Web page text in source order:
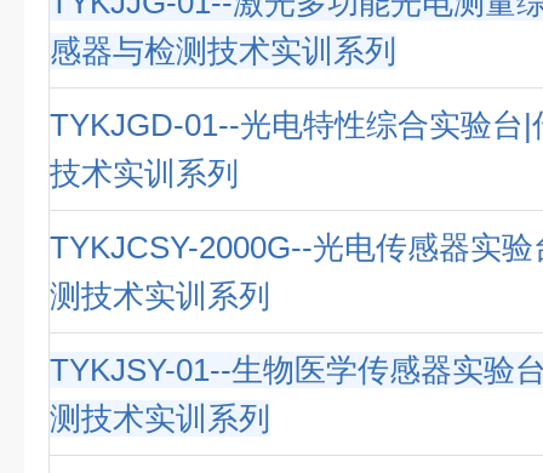
感器与检测技术实训系列
TYKJGD-01--光电特性综合实验台|
技术实训系列
TYKJCSY-2000G--光电传感器实
测技术实训系列
TYKJSY-01--生物医学传感器实验
测技术实训系列